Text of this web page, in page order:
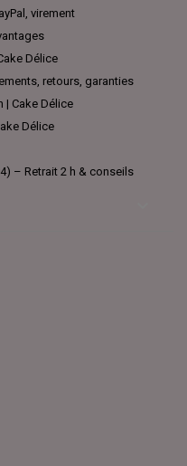
virement
Délice
retours, garanties
Cake Délice
Délice
– Retrait 2 h & conseils